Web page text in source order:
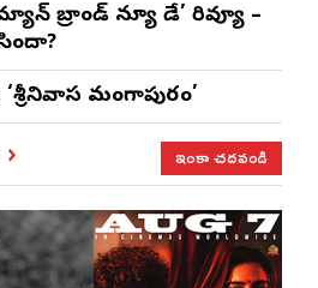
బ్రాండ్ న్యూ డే’ రివ్యూ –
మంగాపురం’
ఇంకా చదవండి